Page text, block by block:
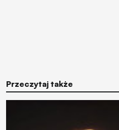
Przeczytaj także